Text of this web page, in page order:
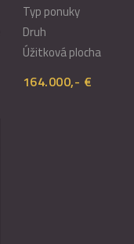
Typ ponuky
Druh
Úžitková plocha
164.000,- €